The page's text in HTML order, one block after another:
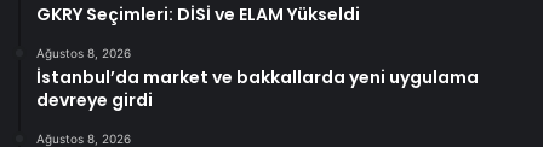
GKRY Seçimleri: DİSİ ve ELAM Yükseldi
Ağustos 8, 2026
İstanbul’da market ve bakkallarda yeni uygulama
devreye girdi
Ağustos 8, 2026